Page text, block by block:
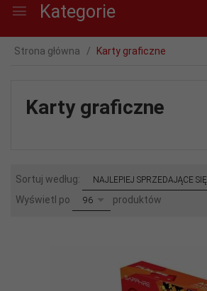
Kategorie
Strona główna Karty graficzne
Karty graficzne
Sortuj według: sortNAJLEPIEJ SPRZEDAJĄCE SIĘ
Wyświetl po pop96 produktów